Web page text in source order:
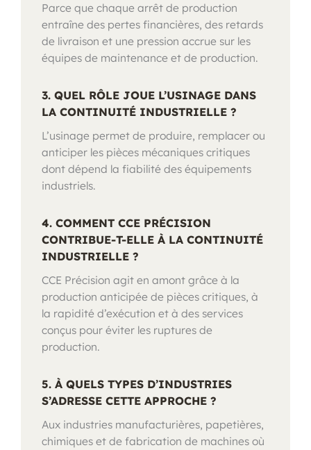
Parce que chaque arrêt de production
entraîne des pertes financières, des retards
de livraison et une pression accrue sur les
équipes de maintenance et de production.
3. QUEL RÔLE JOUE L’USINAGE DANS
LA CONTINUITÉ INDUSTRIELLE ?
L’usinage permet de produire, remplacer ou
anticiper les pièces mécaniques critiques
dont dépend la fiabilité des équipements
industriels.
4. COMMENT CCE PRÉCISION
CONTRIBUE-T-ELLE À LA CONTINUITÉ
INDUSTRIELLE ?
CCE Précision agit en amont grâce à la
production anticipée de pièces critiques, à
la rapidité d’exécution et à des services
conçus pour éviter les ruptures de
production.
5. À QUELS TYPES D’INDUSTRIES
S’ADRESSE CETTE APPROCHE ?
Aux industries manufacturières, papetières,
chimiques et de fabrication de machines où